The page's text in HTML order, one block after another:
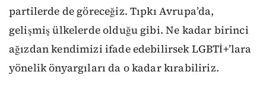
partilerde de göreceğiz. Tıpkı Avrupa’da,
gelişmiş ülkelerde olduğu gibi. Ne kadar birinci
ağızdan kendimizi ifade edebilirsek LGBTİ+’lara
yönelik önyargıları da o kadar kırabiliriz.